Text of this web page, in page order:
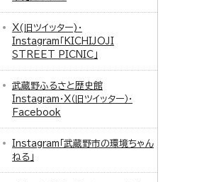
X(旧ツイッター)・
Instagram「KICHIJOJI
STREET PICNIC」
武蔵野ふるさと歴史館
Instagram・X（旧ツイッター）・
Facebook
Instagram「武蔵野市の環境ちゃん
ねる」